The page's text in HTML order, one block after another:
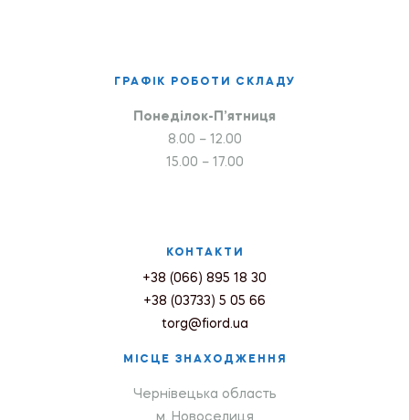
ГРАФІК РОБОТИ СКЛАДУ
Понеділок-П’ятниця
8.00 – 12.00
15.00 – 17.00
КОНТАКТИ
+38 (066) 895 18 30
+38 (03733) 5 05 66
torg@fiord.ua
МІСЦЕ ЗНАХОДЖЕННЯ
Чернівецька область
м. Новоселиця